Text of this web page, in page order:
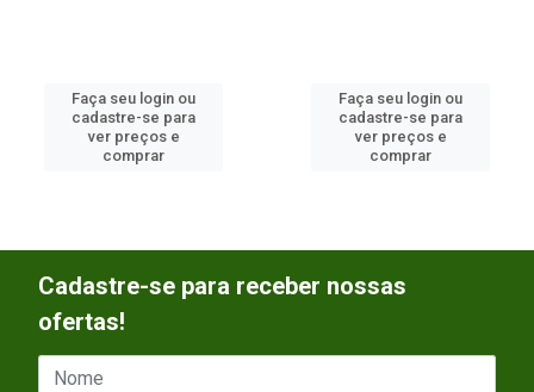
Faça seu login ou
cadastre-se para
ver preços e
comprar
Faça seu login ou
cadastre-se para
ver preços e
comprar
Cadastre-se para receber nossas
ofertas!